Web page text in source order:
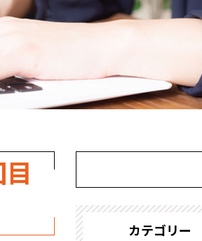
お問い合わせか
らの流れ
求人情報
カテゴリー